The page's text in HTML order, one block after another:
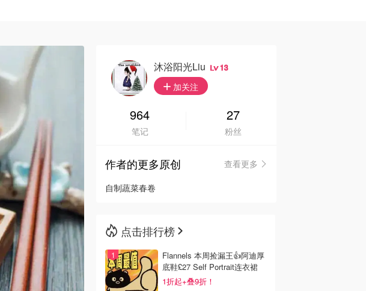
🇦🇺
🇳🇿新西兰
沐浴阳光liu 13
加关注
964
笔记
27
粉丝
作者的更多原创
查看更多
自制蔬菜春卷
点击排行榜
Flannels 本周捡漏王👍阿迪厚
底鞋£27 Self Portrait连衣裙
£63
1折起+叠9折！